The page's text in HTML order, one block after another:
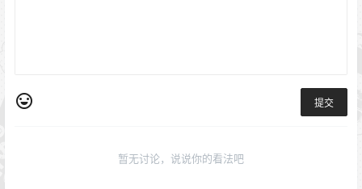
提交
暂无讨论，说说你的看法吧